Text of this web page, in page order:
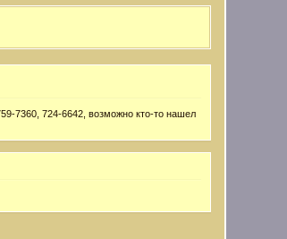
7360, 724-6642, возможно кто-то нашел